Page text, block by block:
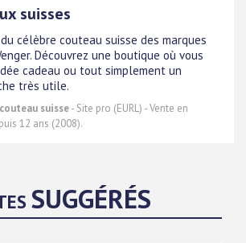
suisses
célèbre couteau suisse des marques
Découvrez une boutique où vous
cadeau ou tout simplement un
très utile.
suisse- Site pro (EURL) - Vente en
12 ans (2008).
SUGGÉRÉS